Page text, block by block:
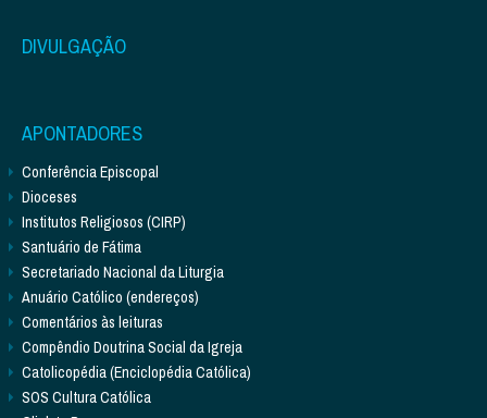
DIVULGAÇÃO
APONTADORES
Conferência Episcopal
Dioceses
Institutos Religiosos (CIRP)
Santuário de Fátima
Secretariado Nacional da Liturgia
Anuário Católico (endereços)
Comentários às leituras
Compêndio Doutrina Social da Igreja
Catolicopédia (Enciclopédia Católica)
SOS Cultura Católica